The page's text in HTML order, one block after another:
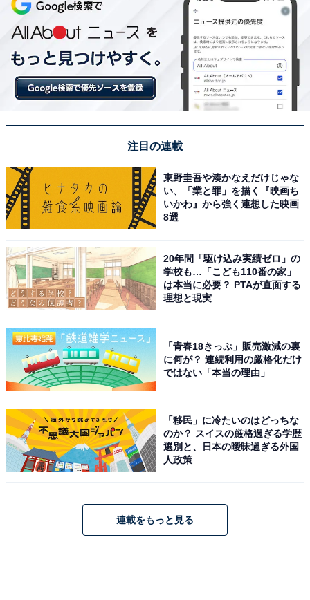
注目の連載
東野圭吾や湊かなえだけじゃな
い、「業と罪」を描く『映画ち
いかわ』から強く連想した映画
8選
20年間「駆け込み実績ゼロ」の
学校も…「こども110番の家」
は本当に必要？ PTAが直面する
理想と現実
「青春18きっぷ」販売激減の裏
に何が？ 連続利用の厳格化だけ
ではない「本当の理由」
「移民」に冷たいのはどっちな
のか？ スイスの厳格過ぎる学歴
選別と、日本の曖昧過ぎる外国
人政策
連載をもっと見る